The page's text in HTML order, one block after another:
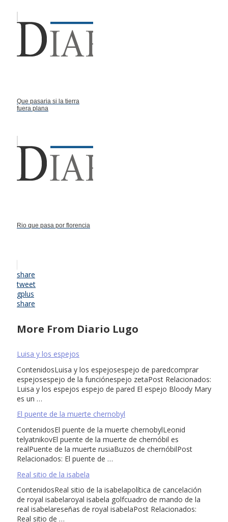
Que pasaria si la tierra
fuera plana
Rio que pasa por florencia
share
tweet
gplus
share
More From Diario Lugo
Luisa y los espejos
ContenidosLuisa y los espejosespejo de paredcomprar
espejosespejo de la funciónespejo zetaPost Relacionados:
Luisa y los espejos espejo de pared El espejo Bloody Mary
es un …
El puente de la muerte chernobyl
ContenidosEl puente de la muerte chernobylLeonid
telyatnikovEl puente de la muerte de chernóbil es
realPuente de la muerte rusiaBuzos de chernóbilPost
Relacionados: El puente de …
Real sitio de la isabela
ContenidosReal sitio de la isabelapolítica de cancelación
de royal isabelaroyal isabela golfcuadro de mando de la
real isabelareseñas de royal isabelaPost Relacionados:
Real sitio de …